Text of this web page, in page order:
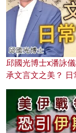
邱國光博士x潘詠
承文言文之美？ 日